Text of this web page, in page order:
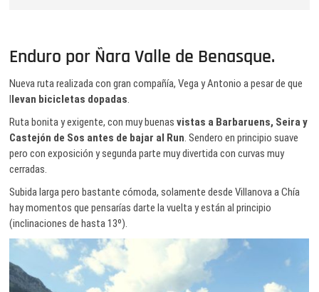
Enduro por Ñara Valle de Benasque.
Nueva ruta realizada con gran compañía, Vega y Antonio a pesar de que
llevan bicicletas dopadas.
Ruta bonita y exigente, con muy buenasvistas a Barbaruens, Seira y
Castejón de Sos antes de bajar al Run. Sendero en principio suave
pero con exposición y segunda parte muy divertida con curvas muy
cerradas.
Subida larga pero bastante cómoda, solamente desde Villanova a Chía
hay momentos que pensarías darte la vuelta y están al principio
(inclinaciones de hasta 13º).